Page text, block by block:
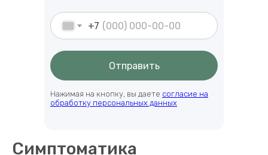
+7
Отправить
Нажимая на кнопку, вы даете согласие на
обработку персональных данных
Симптоматика